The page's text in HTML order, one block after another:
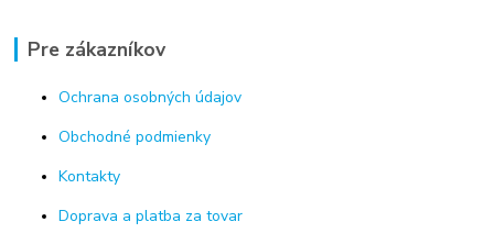
Pre zákazníkov
Ochrana osobných údajov
Obchodné podmienky
Kontakty
Doprava a platba za tovar